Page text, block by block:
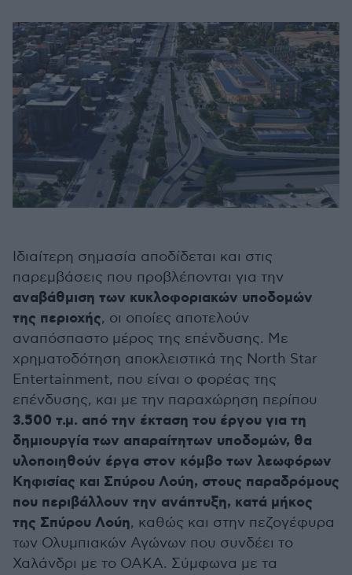
Ιδιαίτερη σημασία αποδίδεται και στις
παρεμβάσεις που προβλέπονται για την
αναβάθμιση των κυκλοφοριακών υποδομών
της περιοχής, οι οποίες αποτελούν
αναπόσπαστο μέρος της επένδυσης. Με
χρηματοδότηση αποκλειστικά της North Star
Entertainment, που είναι ο φορέας της
επένδυσης, και με την παραχώρηση περίπου
3.500 τ.μ. από την έκταση του έργου για τη
δημιουργία των απαραίτητων υποδομών, θα
υλοποιηθούν έργα στον κόμβο των λεωφόρων
Κηφισίας και Σπύρου Λούη, στους παραδρόμους
που περιβάλλουν την ανάπτυξη, κατά μήκος
της Σπύρου Λούη, καθώς και στην πεζογέφυρα
των Ολυμπιακών Αγώνων που συνδέει το
Χαλάνδρι με το ΟΑΚΑ. Σύμφωνα με τα